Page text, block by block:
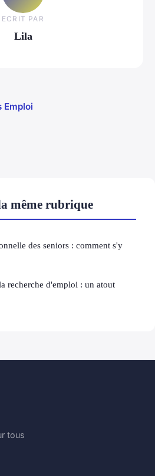
ECRIT PAR
Lila
même rubrique
des seniors : comment s'y
recherche d'emploi : un atout
tous